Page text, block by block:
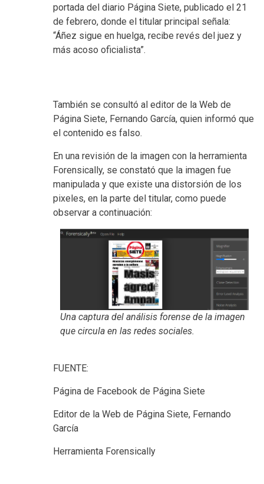
portada del diario Página Siete, publicado el 21
de febrero, donde el titular principal señala:
“Áñez sigue en huelga, recibe revés del juez y
más acoso oficialista”.
También se consultó al editor de la Web de
Página Siete, Fernando García, quien informó que
el contenido es falso.
En una revisión de la imagen con la herramienta
Forensically, se constató que la imagen fue
manipulada y que existe una distorsión de los
pixeles, en la parte del titular, como puede
observar a continuación:
Una captura del análisis forense de la imagen
que circula en las redes sociales.
FUENTE:
Página de Facebook de Página Siete
Editor de la Web de Página Siete, Fernando
García
Herramienta Forensically